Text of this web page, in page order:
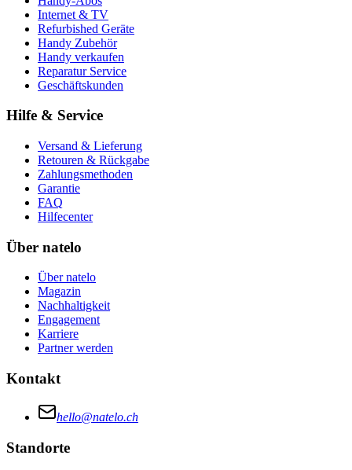
Internet & TV
Refurbished Geräte
Handy Zubehör
Handy verkaufen
Reparatur Service
Geschäftskunden
Hilfe & Service
Versand & Lieferung
Retouren & Rückgabe
Zahlungsmethoden
Garantie
FAQ
Hilfecenter
Über natelo
Über natelo
Magazin
Nachhaltigkeit
Engagement
Karriere
Partner werden
Kontakt
hello@natelo.ch
Standorte